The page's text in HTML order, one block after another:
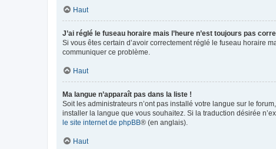
Haut
J’ai réglé le fuseau horaire mais l’heure n’est toujours pas
Si vous êtes certain d’avoir correctement réglé le fuseau horaire
communiquer ce problème.
Haut
Ma langue n’apparaît pas dans la liste !
Soit les administrateurs n’ont pas installé votre langue sur le
installer la langue que vous souhaitez. Si la traduction désirée
le site internet de phpBB® (en anglais).
Haut